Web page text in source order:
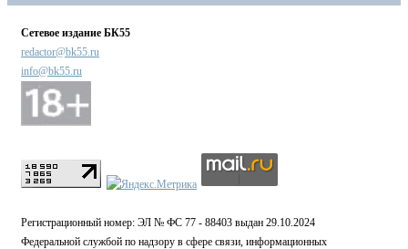
Сетевое издание БК55
redactor@bk55.ru
info@bk55.ru
Регистрационный номер: ЭЛ № ФС 77 - 88403 выдан 29.10.2024
Федеральной службой по надзору в сфере связи, информационных